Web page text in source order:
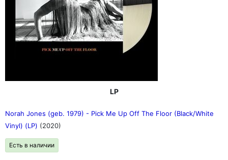
LP
Norah Jones (geb. 1979) - Pick Me Up Off The Floor (Black/White
Vinyl) (LP) (2020)
Есть в наличии